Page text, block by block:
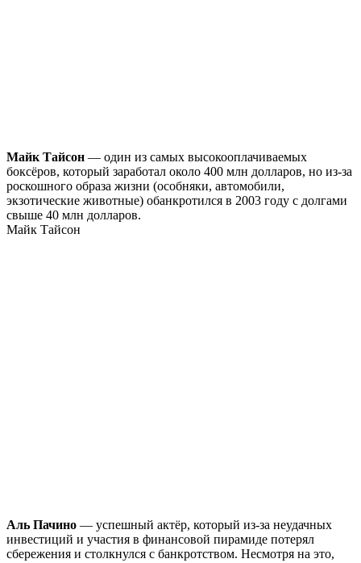
Майк Тайсон — один из самых высокооплачиваемых
боксёров, который заработал около 400 млн долларов, но из-за
роскошного образа жизни (особняки, автомобили,
экзотические животные) обанкротился в 2003 году с долгами
свыше 40 млн долларов.
Майк Тайсон
Аль Пачино — успешный актёр, который из-за неудачных
инвестиций и участия в финансовой пирамиде потерял
сбережения и столкнулся с банкротством. Несмотря на это,